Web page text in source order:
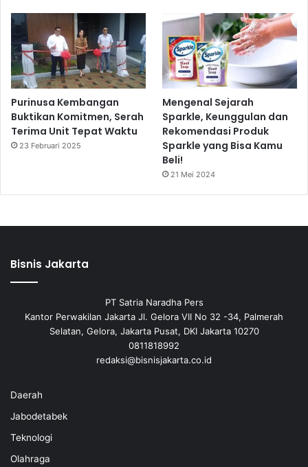
Purinusa Kembangan
Buktikan Komitmen, Serah
Terima Unit Tepat Waktu
23 Februari 2025
Mengenal Sejarah
Sparkle, Keunggulan dan
Rekomendasi Produk
Sparkle yang Bisa Kamu
Beli!
21 Mei 2024
Bisnis Jakarta
PT Satria Naradha Pers
Kantor Perwakilan Jakarta Jl. Gelora VII No 32 -34, Palmerah
Selatan, Gelora, Jakarta Pusat, DKI Jakarta 10270
0811818992
redaksi@bisnisjakarta.co.id
Daerah
Jabodetabek
Teknologi
Olahraga